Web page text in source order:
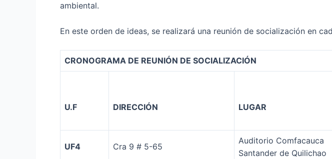
ambiental.
En este orden de ideas, se realizará una reunión de socialización en
CRONOGRAMA DE REUNIÓN DE SOCIALIZACIÓN
U.F DIRECCIÓN LUGAR
UF4 Cra 9 # 5-65
Auditorio Comfacauca
Santander de Quilichao